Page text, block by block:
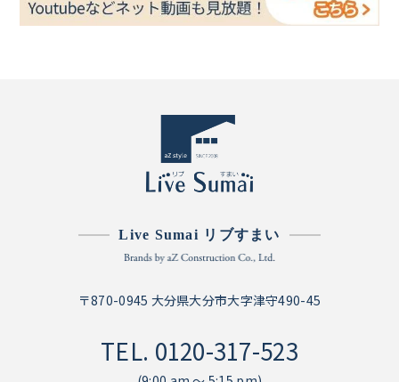
Live Sumai リブすまい
〒870-0945 大分県大分市大字津守490-45
TEL. 0120-317-523